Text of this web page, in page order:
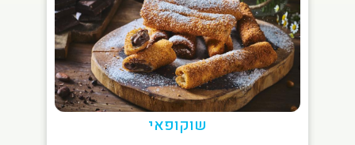
שוקופאי